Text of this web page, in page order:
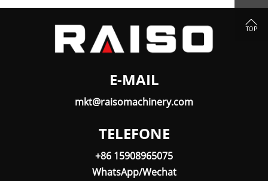
E-MAIL
mkt@raisomachinery.com
TELEFONE
+86 15908965075
WhatsApp/Wechat
